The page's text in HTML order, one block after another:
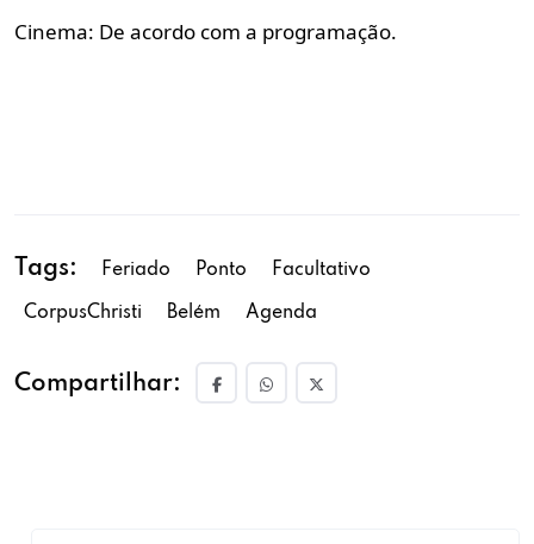
Cinema: De acordo com a programação.
Tags: Feriado Ponto Facultativo
CorpusChristi Belém Agenda
Compartilhar: